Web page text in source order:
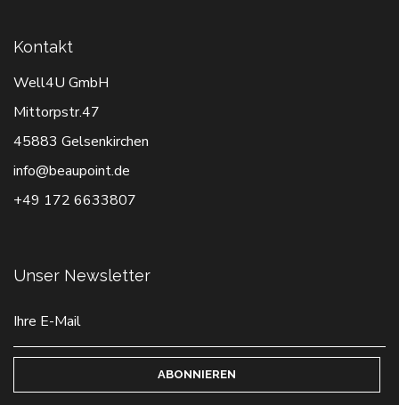
Kontakt
Well4U GmbH
Mittorpstr.47
45883 Gelsenkirchen
info@beaupoint.de
+49 172 6633807
Unser Newsletter
ABONNIEREN